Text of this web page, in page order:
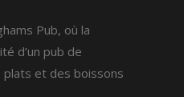
Pub, où la
d’un pub de
et des boissons